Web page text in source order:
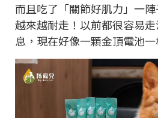
而且吃了「關節好肌力」一
越來越耐走！以前都很容易
息，現在好像一顆金頂電池